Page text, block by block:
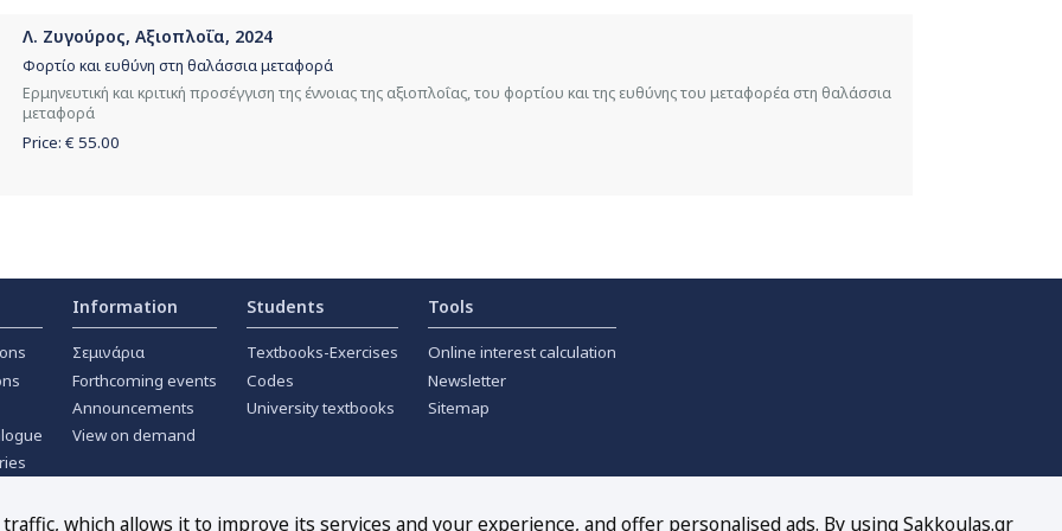
Λ. Ζυγούρος, Αξιοπλοΐα, 2024
Φορτίο και ευθύνη στη θαλάσσια μεταφορά
Ερμηνευτική και κριτική προσέγγιση της έννοιας της αξιοπλοΐας, του φορτίου και της ευθύνης του μεταφορέα στη θαλάσσια
μεταφορά
Price: € 55.00
Information
Σεμινάρια
Forthcoming events
Announcements
View on demand
Students
Textbooks-Exercises
Codes
University textbooks
Tools
Online interest calculation
Newsletter
Sitemap
which allows it to improve its services and your experience, and offer personalised ads. By using Sakkoulas.gr